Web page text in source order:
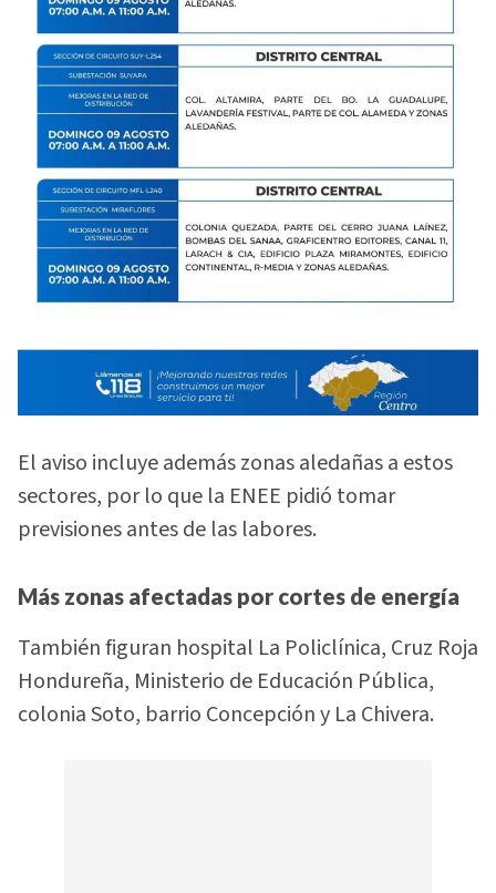
El aviso incluye además zonas aledañas a estos
sectores, por lo que la ENEE pidió tomar
previsiones antes de las labores.
Más zonas afectadas por cortes de energía
También figuran hospital La Policlínica, Cruz Roja
Hondureña, Ministerio de Educación Pública,
colonia Soto, barrio Concepción y La Chivera.